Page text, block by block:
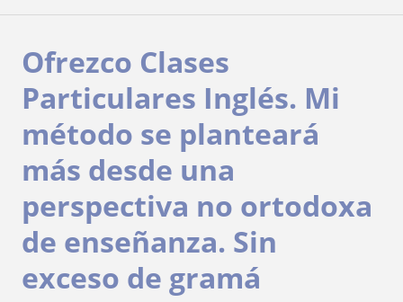
Ofrezco Clases
Particulares Inglés. Mi
método se planteará
más desde una
perspectiva no ortodoxa
de enseñanza. Sin
exceso de gramá